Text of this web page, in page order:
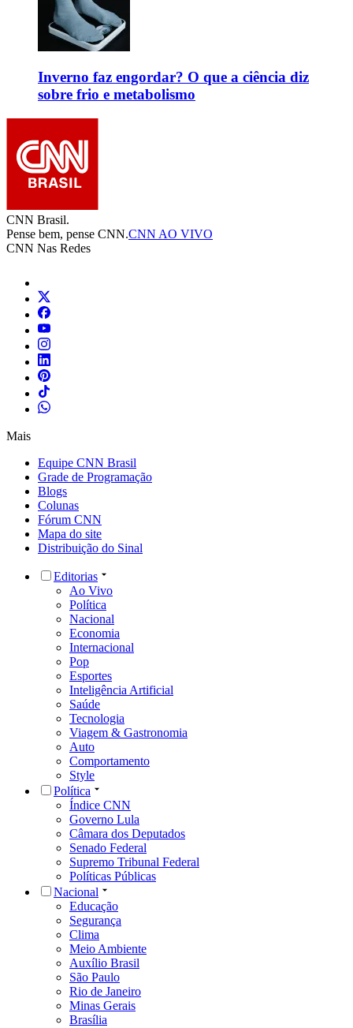
Inverno faz engordar? O que a ciência diz
sobre frio e metabolismo
CNN Brasil.
Pense bem, pense CNN.CNN AO VIVO
CNN Nas Redes
Mais
Equipe CNN Brasil
Grade de Programação
Blogs
Colunas
Fórum CNN
Mapa do site
Distribuição do Sinal
Editorias
Ao Vivo
Política
Nacional
Economia
Internacional
Pop
Esportes
Inteligência Artificial
Saúde
Tecnologia
Viagem & Gastronomia
Auto
Comportamento
Style
Política
Índice CNN
Governo Lula
Câmara dos Deputados
Senado Federal
Supremo Tribunal Federal
Políticas Públicas
Nacional
Educação
Segurança
Clima
Meio Ambiente
Auxílio Brasil
São Paulo
Rio de Janeiro
Minas Gerais
Brasília